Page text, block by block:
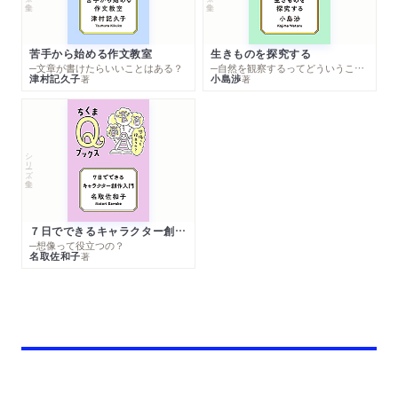
苦手から始める作文教室
─文章が書けたらいいことはある？
津村記久子著
生きものを探究する
─自然を観察するってどういうこと？
小島渉著
シリーズ・全集
７日でできるキャラクター創作入門
─想像って役立つの？
名取佐和子著